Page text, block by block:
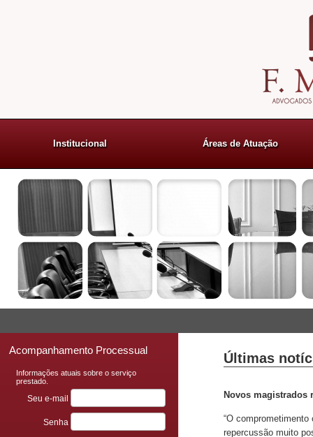
Institucional Áreas de Atuação
Acompanhamento Processual
Informações atuais sobre o serviço
prestado.
Seu e-mail
Senha
Últimas
Novos magistrados
“O
repercussão muito